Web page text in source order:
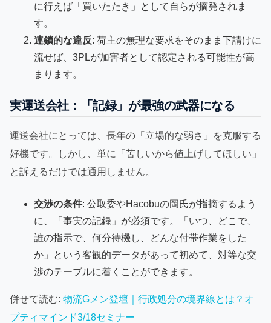
に行えば「買いたたき」として自らが摘発されま
す。
連鎖的な違反: 荷主の無理な要求をそのまま下請けに
流せば、3PLが加害者として認定される可能性が高
まります。
実運送会社：「記録」が最強の武器になる
運送会社にとっては、長年の「立場的な弱さ」を克服する
好機です。しかし、単に「苦しいから値上げしてほしい」
と訴えるだけでは通用しません。
交渉の条件: 公取委やHacobuの岡氏が指摘するよう
に、「事実の記録」が必須です。「いつ、どこで、
誰の指示で、何分待機し、どんな付帯作業をした
か」という客観的データがあって初めて、対等な交
渉のテーブルに着くことができます。
併せて読む: 物流Gメン登壇｜行政処分の境界線とは？オ
プティマインド3/18セミナー